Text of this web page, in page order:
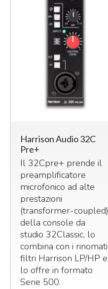
Harrison Audio 32C
Pre+
Il 32Cpre+ prende il
preamplificatore
microfonico ad alte
prestazioni
(transformer-coupled)
della console da
studio 32Classic, lo
combina con i rinomati
filtri Harrison LP/HP e
lo offre in formato
Serie 500.